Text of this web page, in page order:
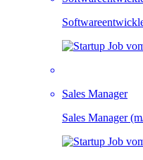
Sales Manager
Sales Manager